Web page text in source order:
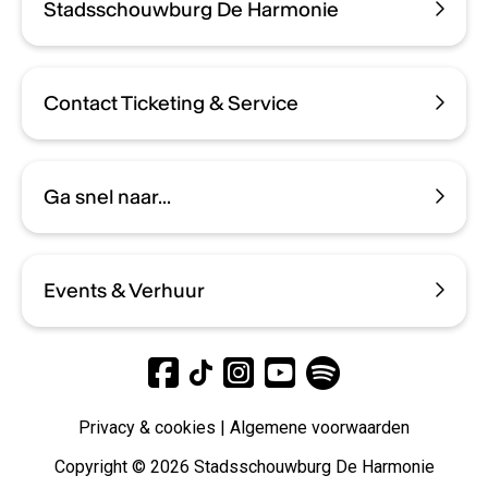
Stadsschouwburg De Harmonie
Contact Ticketing & Service
Ga snel naar...
Events & Verhuur
Privacy & cookies | Algemene voorwaarden
Copyright © 2026 Stadsschouwburg De Harmonie